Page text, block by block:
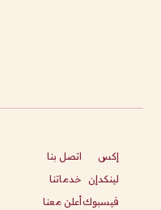
إكس
لينكدإن
فيسبوك
اتصل بنا
خدماتنا
أعلن معنا